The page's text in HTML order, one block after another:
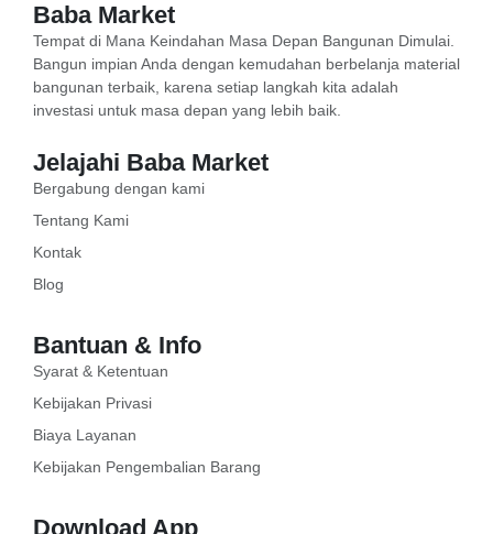
Baba Market
Tempat di Mana Keindahan Masa Depan Bangunan Dimulai.
Bangun impian Anda dengan kemudahan berbelanja material
bangunan terbaik, karena setiap langkah kita adalah
investasi untuk masa depan yang lebih baik.
Jelajahi Baba Market
Bergabung dengan kami
Tentang Kami
Kontak
Blog
Bantuan & Info
Syarat & Ketentuan
Kebijakan Privasi
Biaya Layanan
Kebijakan Pengembalian Barang
Download App